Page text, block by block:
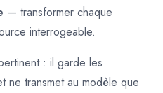
— transformer chaque
interrogeable.
: il garde les
ne transmet au modèle que